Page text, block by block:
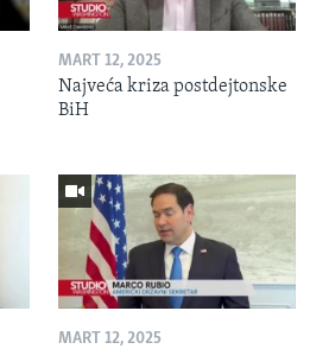
MART 12, 2025
Najveća kriza postdejtonske
BiH
MART 12, 2025